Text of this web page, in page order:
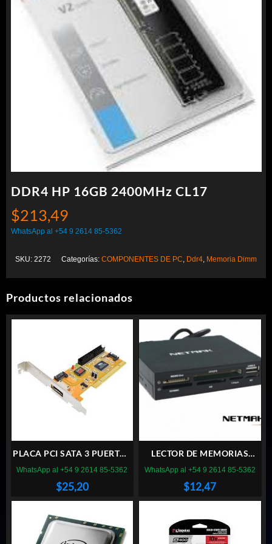
DDR4 HP 16GB 2400MHz CL17
$213,49
WhatsApp al +54 9 2614 85-5362
SKU: 2272 Categorías: COMPONENTES DE PC Ddr4 Memoria Dimm
Productos relacionados
PLACA PCI SATA 3 PUERTOS
+ 1 IDE
$25,20
WhatsApp al +54 9 2614 85-5362
LECTOR DE MEMORIAS
NETMAK NM-520 INTERNO
$12,47
WhatsApp al +54 9 2614 85-5362